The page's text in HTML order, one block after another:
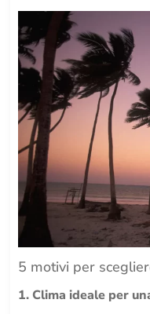
5 motivi per
1. Clima ideale per